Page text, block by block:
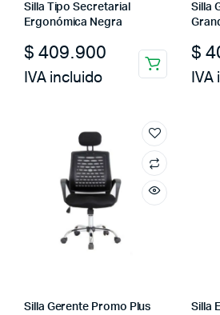
Silla Tipo Secretarial
Ergonómica Negra
$ 409.900
IVA incluido
Silla
$
IVA
Silla Gerente Promo Plus
Silla